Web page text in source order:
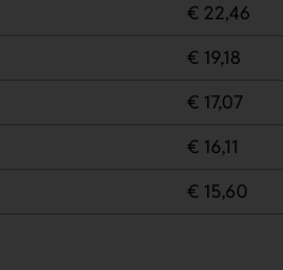
€ 22,46
€ 19,18
€ 17,07
€ 16,11
€ 15,60